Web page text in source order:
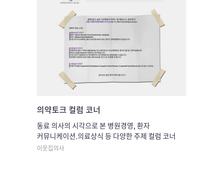
의약토크 컬럼 코너
동료 의사의 시각으로 본 병원경영, 환자
커뮤니케이션.의료상식 등 다양한 주제 컬럼 코너
이웃집의사